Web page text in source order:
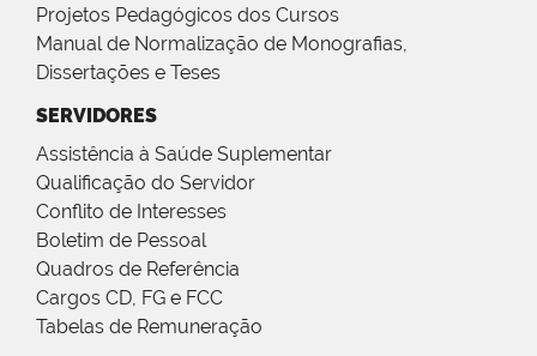
Projetos Pedagógicos dos Cursos
Manual de Normalização de Monografias,
Dissertações e Teses
SERVIDORES
Assistência à Saúde Suplementar
Qualificação do Servidor
Conflito de Interesses
Boletim de Pessoal
Quadros de Referência
Cargos CD, FG e FCC
Tabelas de Remuneração